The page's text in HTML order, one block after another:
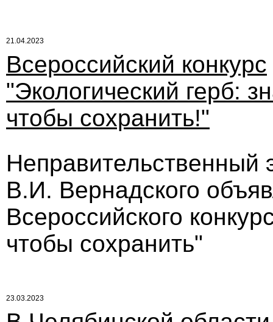
21.04.2023
Всероссийский конкурс
"Экологический герб:
чтобы сохранить!"
Неправительственный
В.И. Вернадского
Всероссийского
чтобы сохранить"
23.03.2023